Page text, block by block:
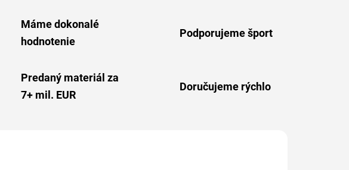
Máme dokonalé
hodnotenie
Podporujeme šport
Predaný materiál za
7+ mil. EUR
Doručujeme rýchlo